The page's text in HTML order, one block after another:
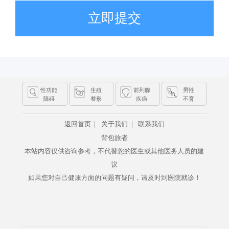
立即提交
性功能
障碍
生殖
整形
前列腺
疾病
男性
不育
返回首页 | 关于我们 |
联系我们
背包旅者
本站内容仅供咨询参考，不代替您的医生或其他医务人员的建
议
如果您对自己健康方面的问题有疑问，请及时到医院就诊！